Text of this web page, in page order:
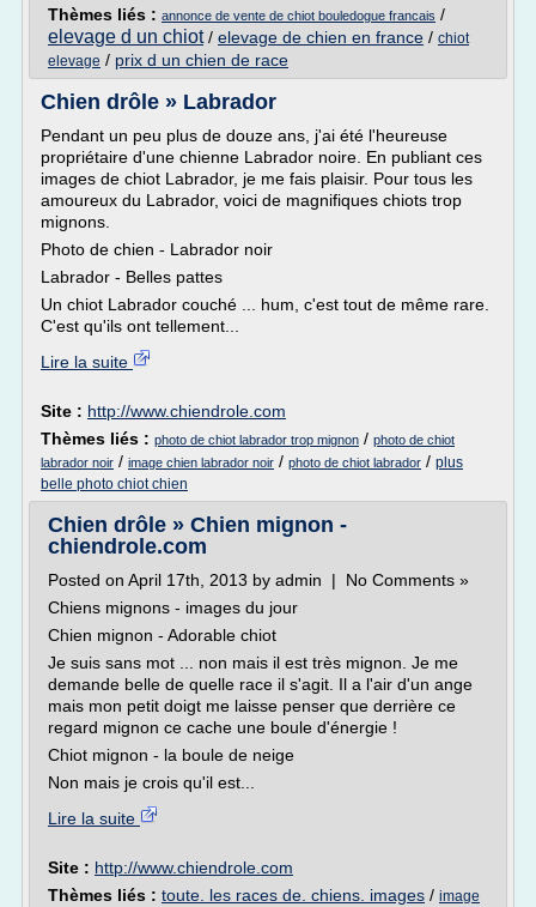
Thèmes liés : annonce de vente de chiot bouledogue francais /
elevage d un chiot/ elevage de chien en france / chiot
elevage / prix d un chien de race
Chien drôle » Labrador
Pendant un peu plus de douze ans, j'ai été l'heureuse
propriétaire d'une chienne Labrador noire. En publiant ces
images de chiot Labrador, je me fais plaisir. Pour tous les
amoureux du Labrador, voici de magnifiques chiots trop
mignons.
Photo de chien - Labrador noir
Labrador - Belles pattes
Un chiot Labrador couché ... hum, c'est tout de même rare.
C'est qu'ils ont tellement...
Lire la suite
Site : http://www.chiendrole.com
Thèmes liés : photo de chiot labrador trop mignon / photo de chiot
labrador noir / image chien labrador noir / photo de chiot labrador / plus
belle photo chiot chien
Chien drôle » Chien mignon -
chiendrole.com
Posted on April 17th, 2013 by admin | No Comments »
Chiens mignons - images du jour
Chien mignon - Adorable chiot
Je suis sans mot ... non mais il est très mignon. Je me
demande belle de quelle race il s'agit. Il a l'air d'un ange
mais mon petit doigt me laisse penser que derrière ce
regard mignon ce cache une boule d'énergie !
Chiot mignon - la boule de neige
Non mais je crois qu'il est...
Lire la suite
Site : http://www.chiendrole.com
Thèmes liés : toute. les races de. chiens. images / image